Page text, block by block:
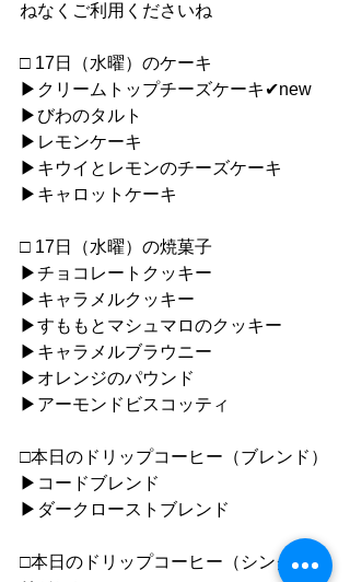
ねなくご利用くださいね
□ 17日（水曜）のケーキ
▶︎クリームトップチーズケーキ✔︎new
▶︎びわのタルト
▶︎レモンケーキ
▶︎キウイとレモンのチーズケーキ
▶︎キャロットケーキ
□ 17日（水曜）の焼菓子
▶︎チョコレートクッキー
▶︎キャラメルクッキー
▶︎すももとマシュマロのクッキー
▶︎キャラメルブラウニー
▶︎オレンジのパウンド
▶︎アーモンドビスコッティ
□本日のドリップコーヒー（ブレンド）
▶︎コードブレンド
▶︎ダークローストブレンド
□本日のドリップコーヒー（シングルオ